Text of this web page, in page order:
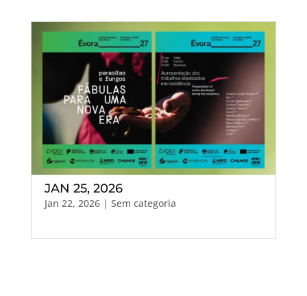
JAN 25, 2026
Jan 22, 2026| Sem categoria